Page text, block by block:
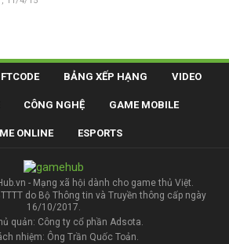
BẢNG XẾP HẠNG VIDEO
CÔNG NGHỆ GAME MOBILE
ONLINE ESPORTS
- Mạng xã hội dành cho game thủ Việt.
do Bộ Thông tin và Truyền thông cấp ngày
16/10/2017.
quản: Công ty cổ phần Adsota.
nhiệm: Ông Trần Quốc Toản.